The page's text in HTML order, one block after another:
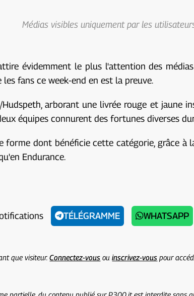
Médias visibles uniquement par les
évidemment le plus l'attention des
fans ce week-end en est la preuve.
arborant une livrée rouge et jaune
équipes connurent des fortunes diverses
dont bénéficie cette catégorie, grâce à
Endurance.
TÉLÉGRAMME WHATSAPP
que visiteur.Connectez-vous ouinscrivez-vous pour